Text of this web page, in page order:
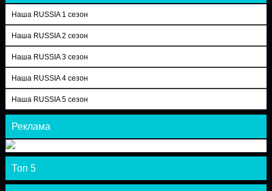
Наша RUSSIA 1 сезон
Наша RUSSIA 2 сезон
Наша RUSSIA 3 сезон
Наша RUSSIA 4 сезон
Наша RUSSIA 5 сезон
Реклама
Топ 5